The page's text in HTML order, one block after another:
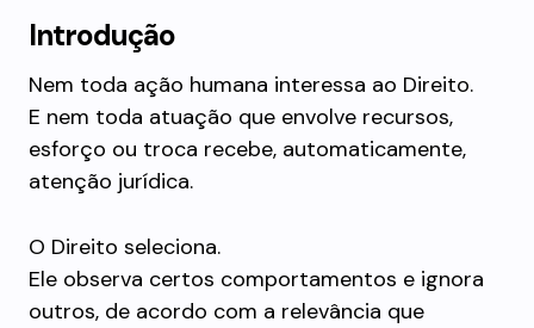
Introdução
Nem toda ação humana interessa ao Direito.
E nem toda atuação que envolve recursos,
esforço ou troca recebe, automaticamente,
atenção jurídica.
O Direito seleciona.
Ele observa certos comportamentos e ignora
outros, de acordo com a relevância que